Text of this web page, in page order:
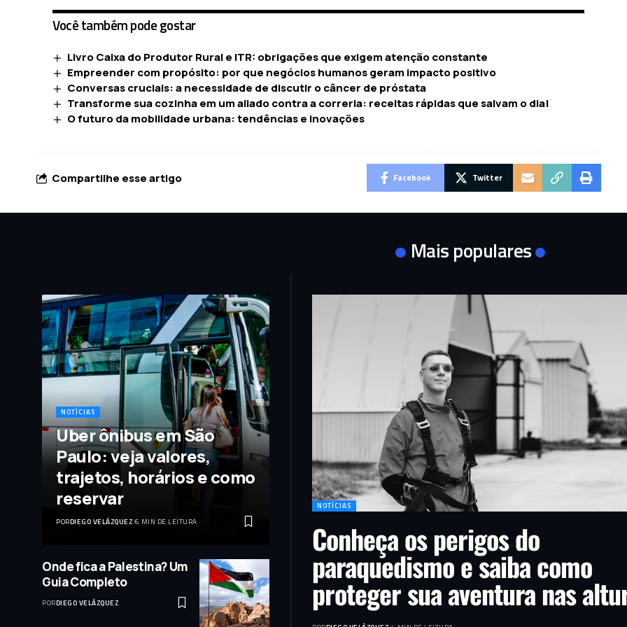
Você também pode gostar
Livro Caixa do Produtor Rural e ITR: obrigações que exigem atenção constante
Empreender com propósito: por que negócios humanos geram impacto positivo
Conversas cruciais: a necessidade de discutir o câncer de próstata
Transforme sua cozinha em um aliado contra a correria: receitas rápidas que salvam o dia!
O futuro da mobilidade urbana: tendências e inovações
Compartilhe esse artigo Facebook Twitter
Mais populares
NOTÍCIAS
Uber ônibus em São
Paulo: veja valores,
trajetos, horários e como
reservar
PORDIEGO VELÁZQUEZ 6 MIN DE LEITURA
Onde fica a Palestina? Um
Guia Completo
PORDIEGO VELÁZQUEZ
NOTÍCIAS
Conheça os perigos do
paraquedismo e saiba como
proteger sua aventura nas